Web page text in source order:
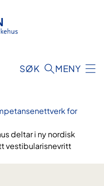
SØK MENY
for
deltar i ny nordisk
vestibularisnevritt